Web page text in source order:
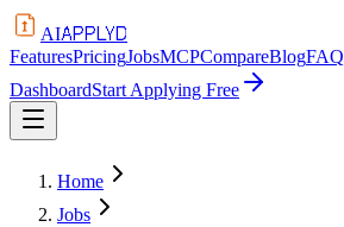
AIAPPLYD
FeaturesPricingJobsMCPCompareBlogFAQ
DashboardStart Applying Free
Home
Jobs